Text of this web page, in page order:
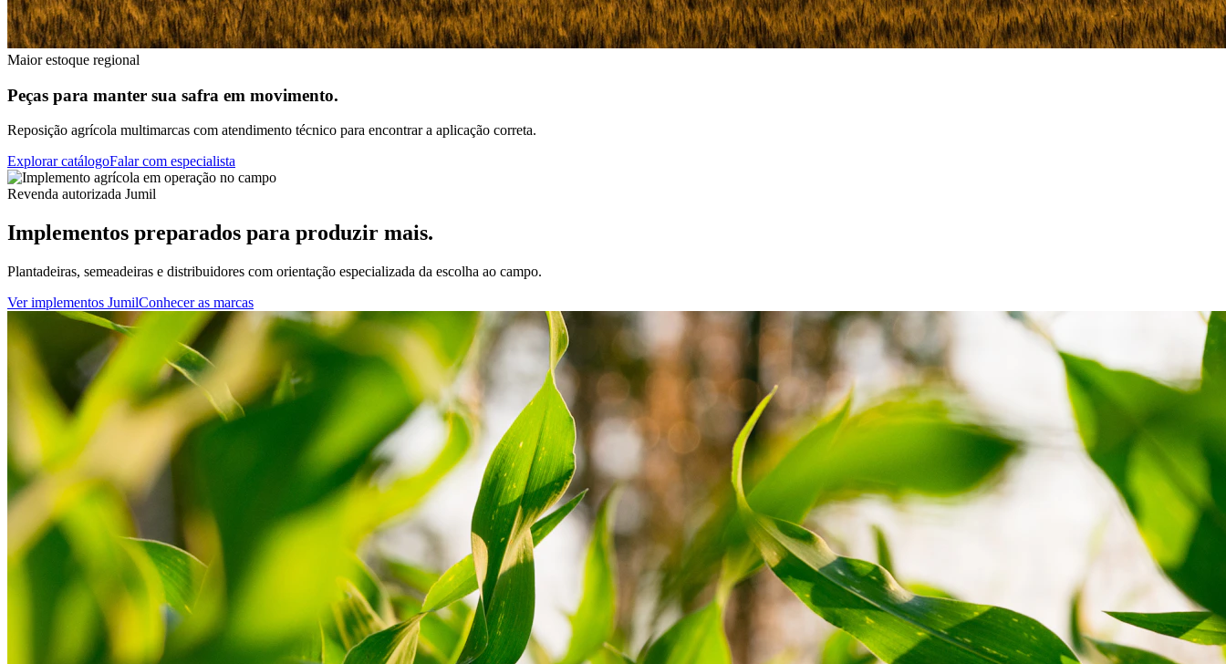
Maior estoque regional
Peças para manter sua safra em movimento.
Reposição agrícola multimarcas com atendimento técnico para encontrar a aplicação correta.
Explorar catálogoFalar com especialista
Revenda autorizada Jumil
Implementos preparados para produzir mais.
Plantadeiras, semeadeiras e distribuidores com orientação especializada da escolha ao campo.
Ver implementos JumilConhecer as marcas